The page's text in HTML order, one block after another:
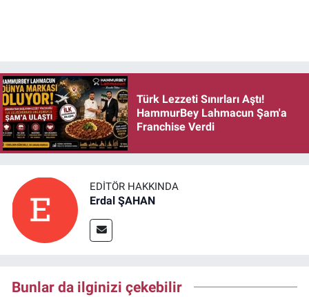
Türk Lezzeti Sınırları Aştı!
HammurBey Lahmacun Şam'a
Franchise Verdi
EDITÖR HAKKINDA
Erdal ŞAHAN
Bunlar da ilginizi çekebilir